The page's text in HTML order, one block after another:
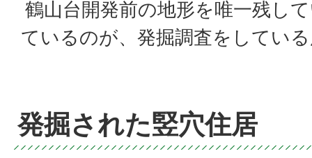
鶴山台開発前の地形を唯一残し
ているのが、発掘調査をしてい
発掘された竪穴住居